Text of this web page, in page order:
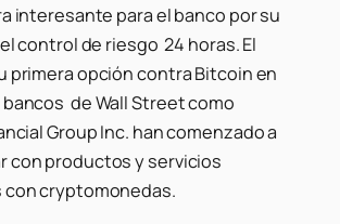
interesante para el banco por su
control de riesgo 24 horas. El
primera opción contra Bitcoin en
de Wall Street como
Group Inc. han comenzado a
con productos y servicios
con cryptomonedas.